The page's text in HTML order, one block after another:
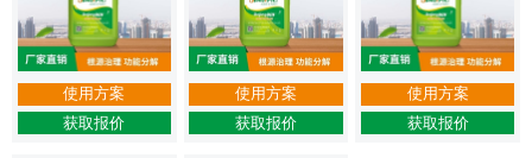
使用方案
获取报价
使用方案
获取报价
使用方案
获取报价